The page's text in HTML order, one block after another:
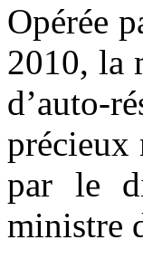
Opérée
2010, la
d’auto-
précieux
par le
ministre